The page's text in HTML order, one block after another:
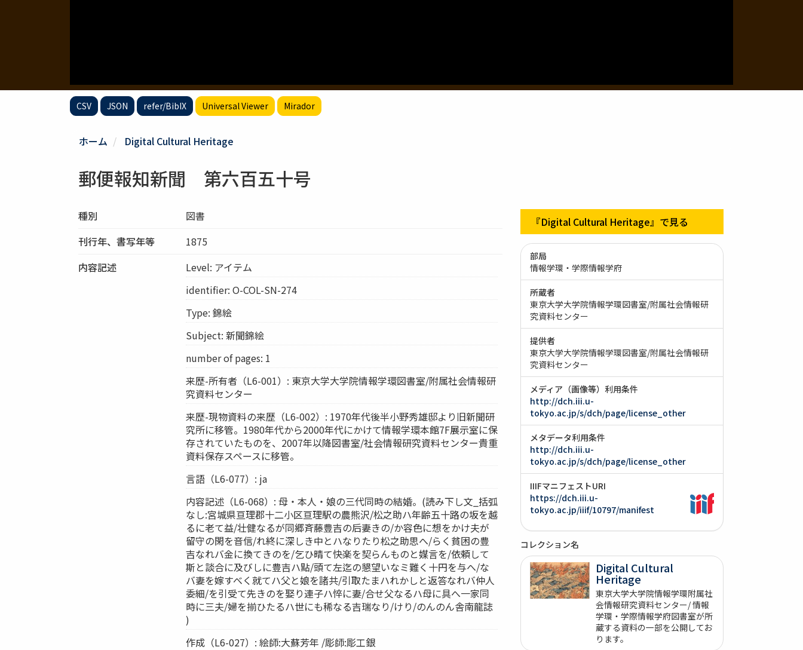
CSV JSON refer/BibIX Universal Viewer Mirador
ホーム Digital Cultural Heritage
郵便報知新聞 第六百五十号
種別
図書
刊行年、書写年等
1875
内容記述
Level: アイテム
identifier: O-COL-SN-274
Type: 錦絵
Subject: 新聞錦絵
number of pages: 1
来歴-所有者（L6-001）: 東京大学大学院情報学環図書室/附属社会情報研
究資料センター
来歴-現物資料の来歴（L6-002）: 1970年代後半小野秀雄邸より旧新聞研
究所に移管。1980年代から2000年代にかけて情報学環本館7F展示室に保
存されていたものを、2007年以降図書室/社会情報研究資料センター貴重
資料保存スペースに移管。
言語（L6-077）: ja
内容記述（L6-068）: 母・本人・娘の三代同時の結婚。(読み下し文_括弧
なし:宮城県亘理郡十二小区亘理駅の農熊沢/松之助ハ年齢五十路の坂を越
るに老て益/壮健なるが同郷斉藤豊吉の后妻きの/か容色に想をかけ夫が
留守の閑を音信/れ終に深しき中とハなりたり松之助思へ/らく貧困の豊
吉なれバ金に換てきのを/乞ひ晴て快楽を契らんものと媒言を/依頼して
斯と談合に及びしに豊吉ハ點/頭て左迄の懇望いなミ難く十円を与へ/な
バ妻を嫁すべく就てハ父と娘を諸共/引取たまハれかしと返答なれバ仲人
委細/を引受て先きのを娶り連子ハ悴に妻/合せ父なるハ母に具へ一家同
時に三夫/婦を揃ひたるハ世にも稀なる吉瑞なり/けり/のんのん舎南龍誌
)
作成（L6-027）: 絵師:大蘇芳年 /彫師:彫工銀
『Digital Cultural Heritage』で見る
部局
情報学環・学際情報学府
所蔵者
東京大学大学院情報学環図書室/附属社会情報研
究資料センター
提供者
東京大学大学院情報学環図書室/附属社会情報研
究資料センター
メディア（画像等）利用条件
http://dch.iii.u-
tokyo.ac.jp/s/dch/page/license_other
メタデータ利用条件
http://dch.iii.u-
tokyo.ac.jp/s/dch/page/license_other
IIIFマニフェストURI
https://dch.iii.u-
tokyo.ac.jp/iiif/10797/manifest
コレクション名
Digital Cultural
Heritage
東京大学大学院情報学環附属社
会情報研究資料センター/ 情報
学環・学際情報学府図書室が所
蔵する資料の一部を公開してお
ります。